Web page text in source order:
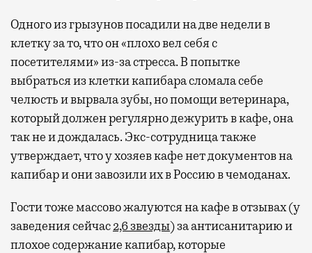
Одного из грызунов посадили на две недели в
клетку за то, что он «плохо вел себя с
посетителями» из-за стресса. В попытке
выбраться из клетки капибара сломала себе
челюсть и вырвала зубы, но помощи ветеринара,
который должен регулярно дежурить в кафе, она
так не и дождалась. Экс-сотрудница также
утверждает, что у хозяев кафе нет документов на
капибар и они завозили их в Россию в чемоданах.
Гости тоже массово жалуются на кафе в отзывах (у
заведения сейчас2,6 звезды) за антисанитарию и
плохое содержание капибар, которые